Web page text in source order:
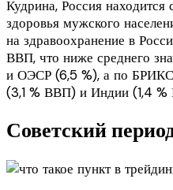
Кудрина, Россия
здоровья мужского
на здравоохранение в
ВВП, что ниже среднего
и ОЭСР (6,5 %), а по
(3,1 % ВВП) и Индии (1,4
Советский